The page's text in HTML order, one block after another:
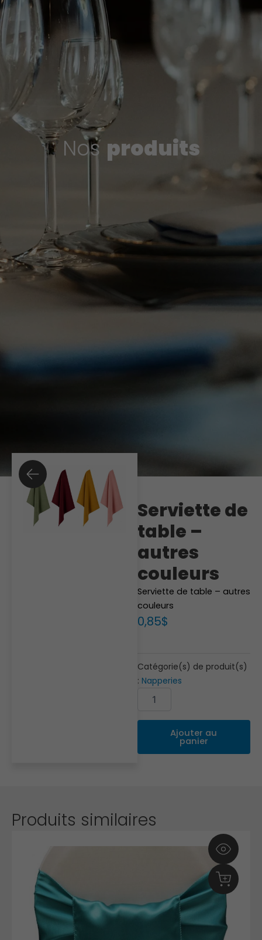
Nos produits
Serviette de
table –
autres
couleurs
Serviette de table – autres
couleurs
0,85$
Catégorie(s) de produit(s)
: Napperies
-
Ajouter au
panier
Produits similaires